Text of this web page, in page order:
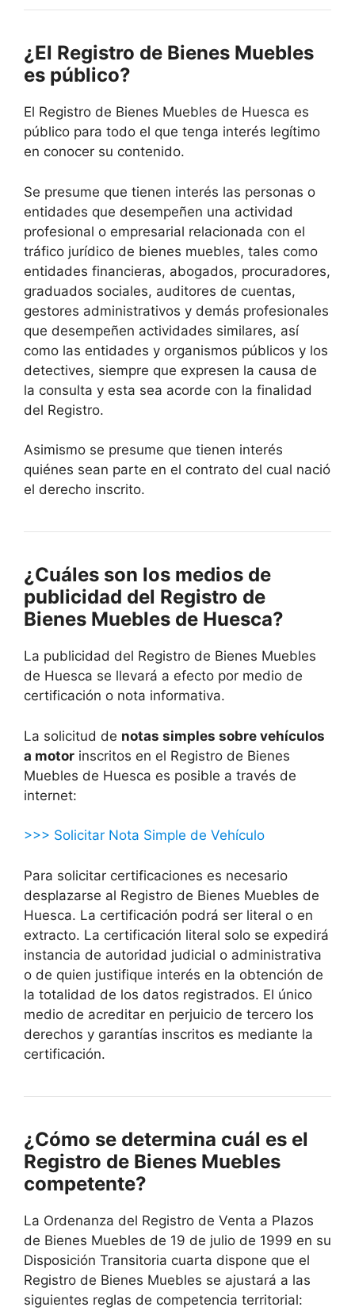
¿El Registro de Bienes Muebles
es público?
El Registro de Bienes Muebles de Huesca es
público para todo el que tenga interés legítimo
en conocer su contenido.
Se presume que tienen interés las personas o
entidades que desempeñen una actividad
profesional o empresarial relacionada con el
tráfico jurídico de bienes muebles, tales como
entidades financieras, abogados, procuradores,
graduados sociales, auditores de cuentas,
gestores administrativos y demás profesionales
que desempeñen actividades similares, así
como las entidades y organismos públicos y los
detectives, siempre que expresen la causa de
la consulta y esta sea acorde con la finalidad
del Registro.
Asimismo se presume que tienen interés
quiénes sean parte en el contrato del cual nació
el derecho inscrito.
¿Cuáles son los medios de
publicidad del Registro de
Bienes Muebles de Huesca?
La publicidad del Registro de Bienes Muebles
de Huesca se llevará a efecto por medio de
certificación o nota informativa.
La solicitud de notas simples sobre vehículos
a motor inscritos en el Registro de Bienes
Muebles de Huesca es posible a través de
internet:
>>> Solicitar Nota Simple de Vehículo
Para solicitar certificaciones es necesario
desplazarse al Registro de Bienes Muebles de
Huesca. La certificación podrá ser literal o en
extracto. La certificación literal solo se expedirá
instancia de autoridad judicial o administrativa
o de quien justifique interés en la obtención de
la totalidad de los datos registrados. El único
medio de acreditar en perjuicio de tercero los
derechos y garantías inscritos es mediante la
certificación.
¿Cómo se determina cuál es el
Registro de Bienes Muebles
competente?
La Ordenanza del Registro de Venta a Plazos
de Bienes Muebles de 19 de julio de 1999 en su
Disposición Transitoria cuarta dispone que el
Registro de Bienes Muebles se ajustará a las
siguientes reglas de competencia territorial: